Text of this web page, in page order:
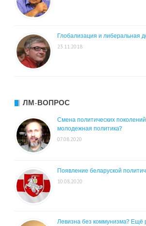
Глобализация и либеральная
23.11.2018
ЛМ-ВОПРОС
Смена политических
молодежная политика?
07.08.2020
Появление беларуской
10.08.2020
Левизна без коммунизма? Ещё